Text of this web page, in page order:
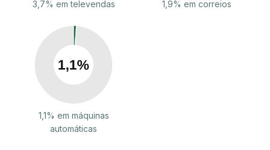
3,7% em televendas 1,9% em correios
1,1% em máquinas
automáticas